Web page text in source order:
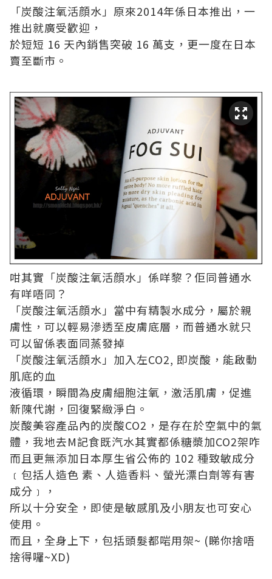
「炭酸注氧活顔水」原來2014年係日本推出，一
推出就廣受歡迎，
於短短 16 天內銷售突破 16 萬支，更一度在日本
賣至斷市。
咁其實「炭酸注氧活顔水」係咩黎？佢同普通水
有咩唔同？
「炭酸注氧活顔水」當中有精製水成分，屬於親
膚性，可以輕易滲透至皮膚底層，而普通水就只
可以留係表面同蒸發掉
「炭酸注氧活顔水」加入左CO2, 即炭酸，能啟動
肌底的血
液循環，瞬間為皮膚細胞注氧，激活肌膚，促進
新陳代謝，回復緊緻淨白。
炭酸美容產品內的炭酸CO2，是存在於空氣中的氣
體，我地去M記食既汽水其實都係糖漿加CO2架咋
而且更無添加日本厚生省公佈的 102 種致敏成分
﹝包括人造色 素、人造香料、螢光漂白劑等有害
成分﹞，
所以十分安全，即使是敏感肌及小朋友也可安心
使用。
而且，全身上下，包括頭髮都啱用架~ (睇你捨唔
捨得囉~XD)